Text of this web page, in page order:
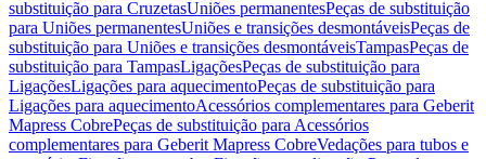
substituição para CruzetasUniões permanentesPeças de substituição
para Uniões permanentesUniões e transições desmontáveisPeças de
substituição para Uniões e transições desmontáveisTampasPeças de
substituição para TampasLigaçõesPeças de substituição para
LigaçõesLigações para aquecimentoPeças de substituição para
Ligações para aquecimentoAcessórios complementares para Geberit
Mapress CobrePeças de substituição para Acessórios
complementares para Geberit Mapress CobreVedações para tubos e